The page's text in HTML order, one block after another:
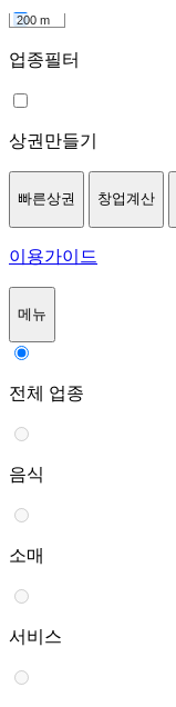
200 m
업종필터
상권만들기
빠른상권 창업계산
이용가이드
메뉴
전체 업종
음식
소매
서비스